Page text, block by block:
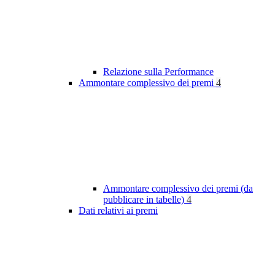
Relazione sulla Performance
Ammontare complessivo dei premi 4
Ammontare complessivo dei premi (da
pubblicare in tabelle) 4
Dati relativi ai premi